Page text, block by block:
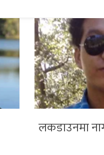
लकडाउनमा